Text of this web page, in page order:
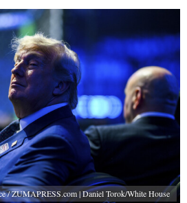
/ ZUMAPRESS.com | Daniel Torok/White House